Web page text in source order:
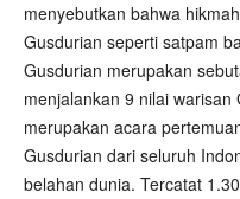
menyebutkan bahwa
Gusdurian seperti satpam
Gusdurian merupakan
menjalankan 9 nilai warisan
merupakan acara
Gusdurian dari seluruh
belahan dunia. Tercatat